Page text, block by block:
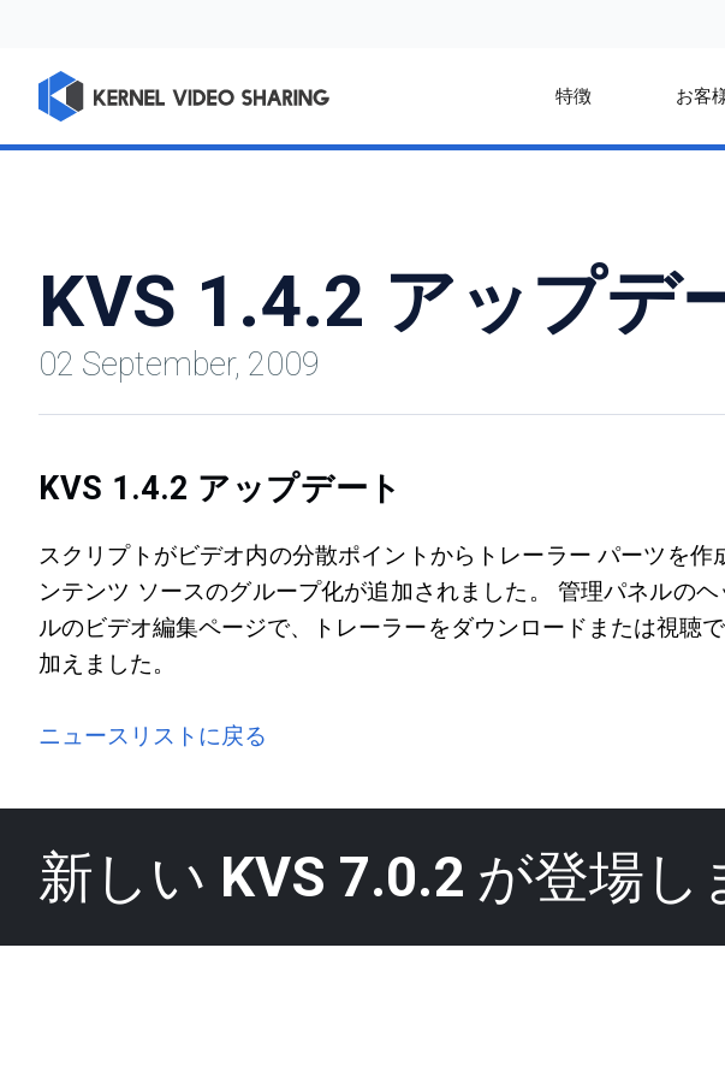
特徴 お客
KVS 1.4.2 アップデ
02 September, 2009
KVS 1.4.2 アップデート
スクリプトがビデオ内の分散ポイントからトレーラー パーツを
ンテンツ ソースのグループ化が追加されました。 管理パネルの
ルのビデオ編集ページで、トレーラーをダウンロードまたは視聴
加えました。
ニュースリストに戻る
新しい KVS 7.0.2 が登場し